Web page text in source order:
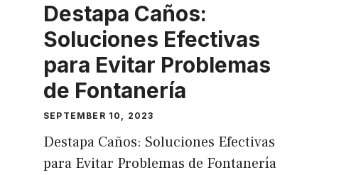
Destapa Caños:
Soluciones Efectivas
para Evitar Problemas
de Fontanería
SEPTEMBER 10, 2023
Destapa Caños: Soluciones Efectivas
para Evitar Problemas de Fontanería